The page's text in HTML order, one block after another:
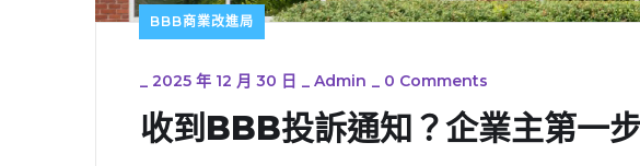
BBB商業改進局
_ 2025 年 12 月 30 日 _ Admin _ 0 Comments
收到BBB投訴通知？企業主第一